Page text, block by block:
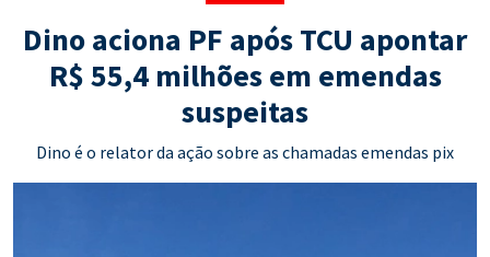
Dino aciona PF após TCU apontar
R$ 55,4 milhões em emendas
suspeitas
Dino é o relator da ação sobre as chamadas emendas pix